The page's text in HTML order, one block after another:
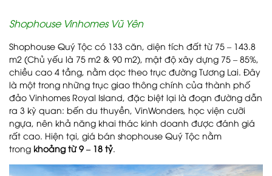
Shophouse Vinhomes Vũ Yên
Shophouse Quý Tộc có 133 căn, diện tích đất từ 75 – 143.8
m2 (Chủ yếu là 75 m2 & 90 m2), mật độ xây dựng 75 – 85%,
chiều cao 4 tầng, nằm dọc theo trục đường Tương Lai. Đây
là một trong những trục giao thông chính của thành phố
đảo Vinhomes Royal Island, đặc biệt lại là đoạn đường dẫn
ra 3 kỳ quan: bến du thuyền, VinWonders, học viện cưỡi
ngựa, nên khả năng khai thác kinh doanh được đánh giá
rất cao. Hiện tại, giá bán shophouse Quý Tộc nằm
trong khoảng từ 9 – 18 tỷ